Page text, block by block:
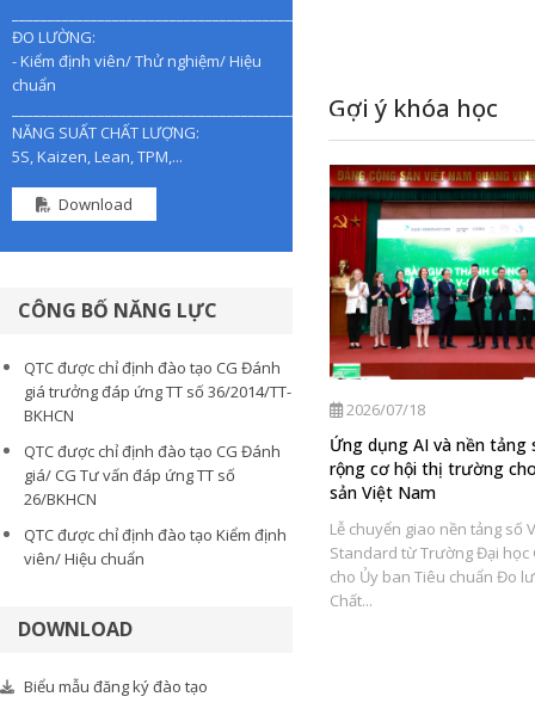
ĐO LƯỜNG:
- Kiểm định viên/ Thử nghiệm/ Hiệu
chuẩn
________________________________________________
NĂNG SUẤT CHẤT LƯỢNG:
5S, Kaizen, Lean, TPM,...
Download
CÔNG BỐ NĂNG LỰC
QTC được chỉ định đào tạo CG Đánh
giá trưởng đáp ứng TT số 36/2014/TT-
BKHCN
QTC được chỉ định đào tạo CG Đánh
giá/ CG Tư vấn đáp ứng TT số
26/BKHCN
QTC được chỉ định đào tạo Kiểm định
viên/ Hiệu chuẩn
DOWNLOAD
Biểu mẫu đăng ký đào tạo
Gợi ý khóa học
2026/08/06
Trung tâm Đào tạo nghiệp vụ
Tiêu chuẩn Đo lường Chất lượng
tổ chức đào tạo Đánh giá nội bộ
17025:2017
04 – 12/8/2026, Trung tâm Đào...
2026/07/18
Ứng dụng AI và nền tảng
rộng cơ hội thị trường
sản Việt Nam
Lễ chuyển giao nền tảng số
Standard từ Trường Đại học
cho Ủy ban Tiêu chuẩn Đo
Chất...